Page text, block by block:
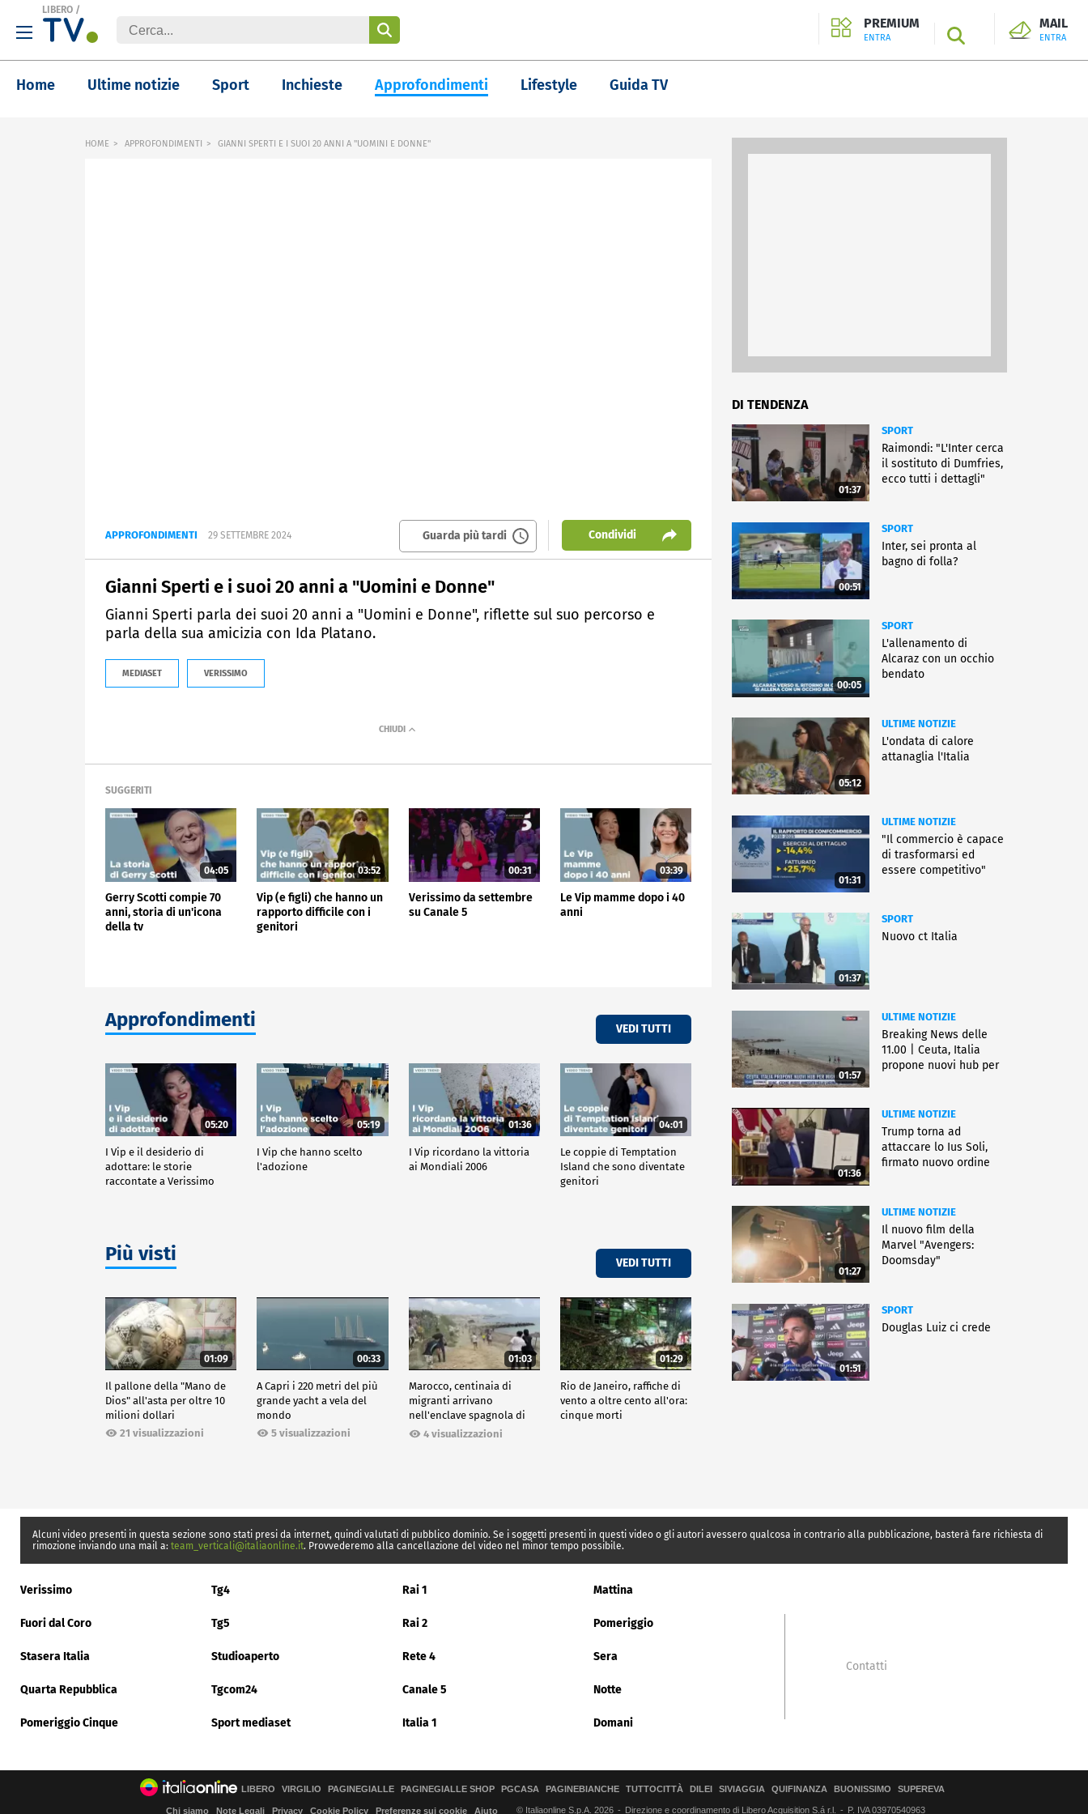
LIBERO /
PREMIUM
ENTRA SEARCH
MAIL
ENTRA
Home Ultime notizie Sport Inchieste Approfondimenti Lifestyle Guida TV
HOME APPROFONDIMENTI GIANNI SPERTI E I SUOI 20 ANNI A "UOMINI E DONNE"
APPROFONDIMENTI 29 SETTEMBRE 2024 Guarda più tardi Condividi
Gianni Sperti e i suoi 20 anni a "Uomini e Donne"
Gianni Sperti parla dei suoi 20 anni a "Uomini e Donne", riflette sul suo percorso e
parla della sua amicizia con Ida Platano.
MEDIASET VERISSIMO
SUGGERITI
04:05
Gerry Scotti compie 70
anni, storia di un'icona
della tv
03:52
Vip (e figli) che hanno un
rapporto difficile con i
genitori
00:31
Verissimo da settembre
su Canale 5
03:39
Le Vip mamme dopo i 40
anni
Approfondimenti VEDI TUTTI
05:20
I Vip e il desiderio di
adottare: le storie
raccontate a Verissimo
05:19
I Vip che hanno scelto
l'adozione
01:36
I Vip ricordano la vittoria
ai Mondiali 2006
04:01
Le coppie di Temptation
Island che sono diventate
genitori
Più visti VEDI TUTTI
01:09
Il pallone della "Mano de
Dios" all'asta per oltre 10
milioni dollari
21 visualizzazioni
00:33
A Capri i 220 metri del più
grande yacht a vela del
mondo
5 visualizzazioni
01:03
Marocco, centinaia di
migranti arrivano
nell'enclave spagnola di
Ceuta4 visualizzazioni
01:29
Rio de Janeiro, raffiche di
vento a oltre cento all'ora:
cinque morti
DI TENDENZA
01:37
SPORT
Raimondi: "L'Inter cerca
il sostituto di Dumfries,
ecco tutti i dettagli"
00:51
SPORT
Inter, sei pronta al
bagno di folla?
00:05
SPORT
L'allenamento di
Alcaraz con un occhio
bendato
05:12
ULTIME NOTIZIE
L'ondata di calore
attanaglia l'Italia
01:31
ULTIME NOTIZIE
"Il commercio è capace
di trasformarsi ed
essere competitivo"
01:37
SPORT
Nuovo ct Italia
01:57
ULTIME NOTIZIE
Breaking News delle
11.00 | Ceuta, Italia
propone nuovi hub per
01:36
ULTIME NOTIZIE
Trump torna ad
attaccare lo Ius Soli,
firmato nuovo ordine
01:27
ULTIME NOTIZIE
Il nuovo film della
Marvel "Avengers:
Doomsday"
01:51
SPORT
Douglas Luiz ci crede
Alcuni video presenti in questa sezione sono stati presi da internet, quindi valutati di pubblico dominio. Se i soggetti presenti in questi video o gli autori avessero qualcosa in contrario alla pubblicazione, basterà fare richiesta di
rimozione inviando una mail a: team_verticali@italiaonline.it. Provvederemo alla cancellazione del video nel minor tempo possibile.
Verissimo Tg4 Rai 1 Mattina
Fuori dal Coro Tg5 Rai 2 Pomeriggio
Stasera Italia Studioaperto Rete 4 Sera
Quarta Repubblica Tgcom24 Canale 5 Notte
Pomeriggio Cinque Sport mediaset Italia 1 Domani
Contatti
LIBERO VIRGILIO PAGINEGIALLE PAGINEGIALLE SHOP PGCASA PAGINEBIANCHE TUTTOCITTÀ DILEI SIVIAGGIA QUIFINANZA BUONISSIMO SUPEREVA
Chi siamo Note Legali Privacy Cookie Policy Preferenze sui cookie Aiuto © Italiaonline S.p.A. 2026 Direzione e coordinamento di Libero Acquisition S.á r.l. P. IVA 03970540963